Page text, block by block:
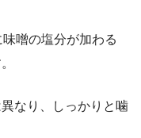
噌の塩分が加わる
なり、しっかりと噛